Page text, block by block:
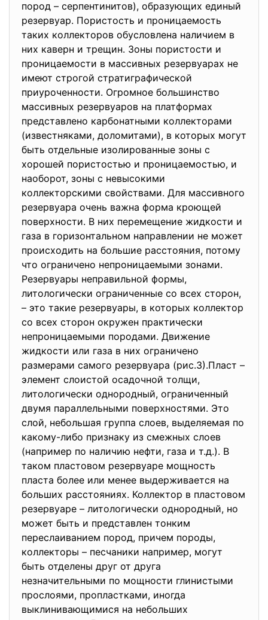
пород – серпентинитов), образующих единый
резервуар. Пористость и проницаемость
таких коллекторов обусловлена наличием в
них каверн и трещин. Зоны пористости и
проницаемости в массивных резервуарах не
имеют строгой стратиграфической
приуроченности. Огромное большинство
массивных резервуаров на платформах
представлено карбонатными коллекторами
(известняками, доломитами), в которых могут
быть отдельные изолированные зоны с
хорошей пористостью и проницаемостью, и
наоборот, зоны с невысокими
коллекторскими свойствами. Для массивного
резервуара очень важна форма кроющей
поверхности. В них перемещение жидкости и
газа в горизонтальном направлении не может
происходить на большие расстояния, потому
что ограничено непроницаемыми зонами.
Резервуары неправильной формы,
литологически ограниченные со всех сторон,
– это такие резервуары, в которых коллектор
со всех сторон окружен практически
непроницаемыми породами. Движение
жидкости или газа в них ограничено
размерами самого резервуара (рис.3).Пласт –
элемент слоистой осадочной толщи,
литологически однородный, ограниченный
двумя параллельными поверхностями. Это
слой, небольшая группа слоев, выделяемая по
какому-либо признаку из смежных слоев
(например по наличию нефти, газа и т.д.). В
таком пластовом резервуаре мощность
пласта более или менее выдерживается на
больших расстояниях. Коллектор в пластовом
резервуаре – литологически однородный, но
может быть и представлен тонким
переслаиванием пород, причем породы,
коллекторы – песчаники например, могут
быть отделены друг от друга
незначительными по мощности глинистыми
прослоями, пропластками, иногда
выклинивающимися на небольших